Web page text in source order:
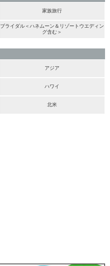
家族旅行
ブライダル＜ハネムーン＆リゾートウエディン
グ含む＞
アジア
ハワイ
北米